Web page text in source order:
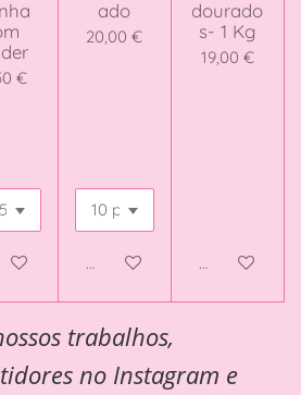
€
ao carrinho
ado
20,00 €
Veja detalhes
dourado
s- 1 Kg
19,00 €
Adicionar ao
trabalhos,
no Instagram e